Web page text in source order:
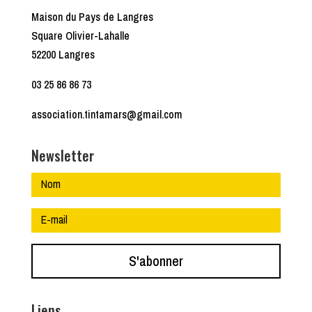
Maison du Pays de Langres
Square Olivier-Lahalle
52200 Langres
03 25 86 86 73
association.tintamars@gmail.com
Newsletter
S'abonner